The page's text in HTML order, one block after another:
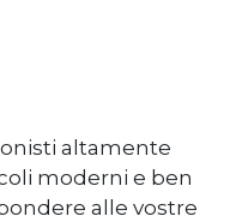
altamente
moderni e ben
alle vostre